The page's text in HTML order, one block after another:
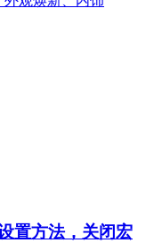
置方法，关闭宏